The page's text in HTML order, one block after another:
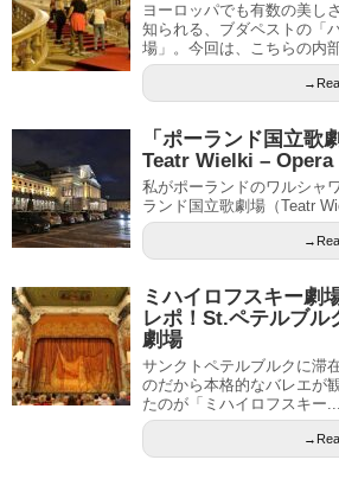
ヨーロッパでも有数の美し
知られる、ブダペストの「
場」。今回は、こちらの内
「ポーランド国立歌
Teatr Wielki – Opera
私がポーランドのワルシャ
ランド国立歌劇場（Teatr
ミハイロフスキー劇
レポ！St.ペテルブル
劇場
サンクトペテルブルクに滞
のだから本格的なバレエが
たのが「ミハイロフスキー...